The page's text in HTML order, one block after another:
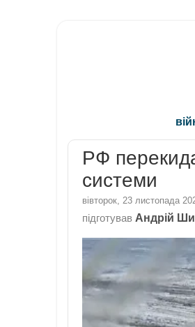
РФ
системи
вівторок, 23 листопада
підготував Андрій